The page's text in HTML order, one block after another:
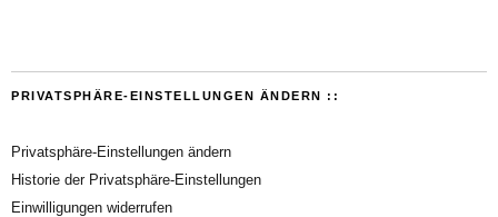
PRIVATSPHÄRE-EINSTELLUNGEN ÄNDERN ::
Privatsphäre-Einstellungen ändern
Historie der Privatsphäre-Einstellungen
Einwilligungen widerrufen